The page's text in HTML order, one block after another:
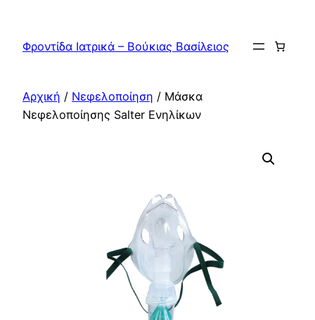
περιεχόμενο
Φροντίδα Ιατρικά – Βούκιας Βασίλειος
Αρχική / Νεφελοποίηση / Μάσκα
Νεφελοποίησης Salter Ενηλίκων